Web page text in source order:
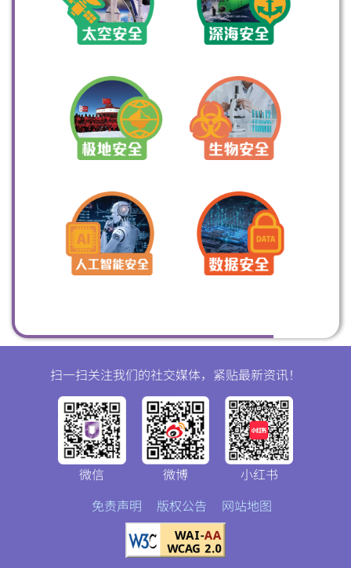
免责声明 版权公告 网站地图
扫一扫关注我们的社交媒体，紧贴最新资讯！
微信 微博 小红书